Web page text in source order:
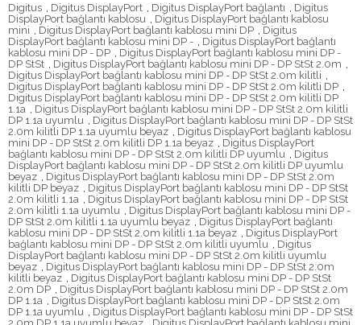
Digitus
Digitus DisplayPort Digitus DisplayPort bağlantı
Digitus
DisplayPort bağlantı kablosu
Digitus DisplayPort bağlantı kablosu
mini
Digitus DisplayPort bağlantı kablosu mini DP
Digitus
DisplayPort bağlantı kablosu mini DP -
Digitus DisplayPort bağlantı
kablosu mini DP - DP
Digitus DisplayPort bağlantı kablosu mini DP -
DP StSt
Digitus DisplayPort bağlantı kablosu mini DP - DP StSt 2.0m
Digitus DisplayPort bağlantı kablosu mini DP - DP StSt 2.0m kilitli
Digitus DisplayPort bağlantı kablosu mini DP - DP StSt 2.0m kilitli DP
Digitus DisplayPort bağlantı kablosu mini DP - DP StSt 2.0m kilitli DP
1.1a
Digitus DisplayPort bağlantı kablosu mini DP - DP StSt 2.0m kilitli
DP 1.1a uyumlu
Digitus DisplayPort bağlantı kablosu mini DP - DP StSt
2.0m kilitli DP 1.1a uyumlu beyaz
Digitus DisplayPort bağlantı kablosu
mini DP - DP StSt 2.0m kilitli DP 1.1a beyaz
Digitus DisplayPort
bağlantı kablosu mini DP - DP StSt 2.0m kilitli DP uyumlu
Digitus
DisplayPort bağlantı kablosu mini DP - DP StSt 2.0m kilitli DP uyumlu
beyaz
Digitus DisplayPort bağlantı kablosu mini DP - DP StSt 2.0m
kilitli DP beyaz
Digitus DisplayPort bağlantı kablosu mini DP - DP StSt
2.0m kilitli 1.1a
Digitus DisplayPort bağlantı kablosu mini DP - DP StSt
2.0m kilitli 1.1a uyumlu
Digitus DisplayPort bağlantı kablosu mini DP -
DP StSt 2.0m kilitli 1.1a uyumlu beyaz
Digitus DisplayPort bağlantı
kablosu mini DP - DP StSt 2.0m kilitli 1.1a beyaz
Digitus DisplayPort
bağlantı kablosu mini DP - DP StSt 2.0m kilitli uyumlu
Digitus
DisplayPort bağlantı kablosu mini DP - DP StSt 2.0m kilitli uyumlu
beyaz
Digitus DisplayPort bağlantı kablosu mini DP - DP StSt 2.0m
kilitli beyaz
Digitus DisplayPort bağlantı kablosu mini DP - DP StSt
2.0m DP
Digitus DisplayPort bağlantı kablosu mini DP - DP StSt 2.0m
DP 1.1a
Digitus DisplayPort bağlantı kablosu mini DP - DP StSt 2.0m
DP 1.1a uyumlu
Digitus DisplayPort bağlantı kablosu mini DP - DP StSt